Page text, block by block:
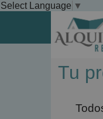
Select Language ▼
Tu